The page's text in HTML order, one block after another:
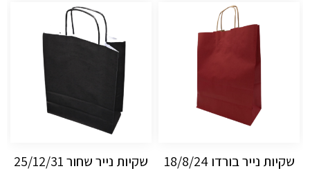
שקיות נייר בורדו 18/8/24 שקיות נייר שחור 25/12/31